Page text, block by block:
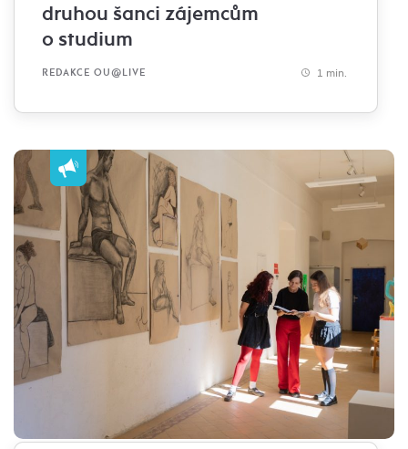
druhou šanci zájemcům
o studium
REDAKCE OU@LIVE 1 min.